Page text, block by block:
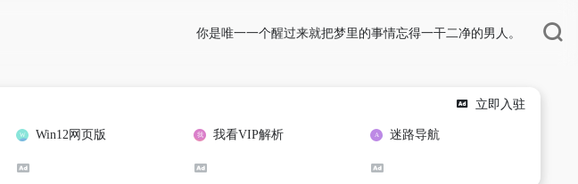
你是唯一一个醒过来就把梦里的事情忘得一干二净的男人。
立即入驻
Win12网页版 我看VIP解析 迷路导航